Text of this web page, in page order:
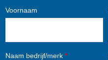
Voornaam
Naam bedrijf/merk *